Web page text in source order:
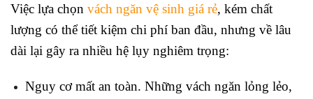
Việc lựa chọn vách ngăn vệ sinh giá rẻ, kém chất
lượng có thể tiết kiệm chi phí ban đầu, nhưng về lâu
dài lại gây ra nhiều hệ lụy nghiêm trọng:
Nguy cơ mất an toàn. Những vách ngăn lỏng lẻo,